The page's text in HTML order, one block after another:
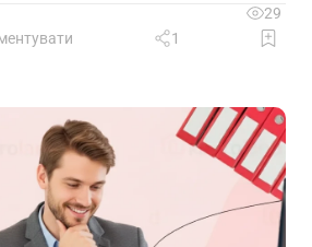
їхньої діяльності та усунути
із виконанням законодавчих
29
1